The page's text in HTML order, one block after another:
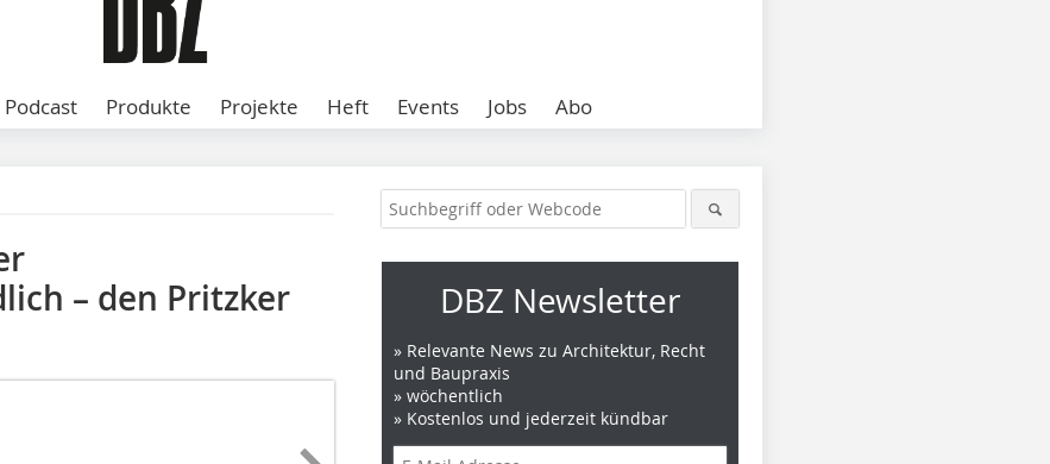
Podcast Produkte Projekte Heft Events Jobs Abo
– den Pritzker
DBZ Newsletter
» Relevante News zu Architektur, Recht
und Baupraxis
» wöchentlich
» Kostenlos und jederzeit kündbar